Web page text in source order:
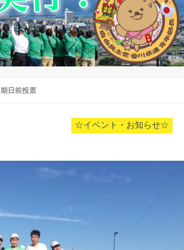
期日前投票
☆イベント・お知らせ☆